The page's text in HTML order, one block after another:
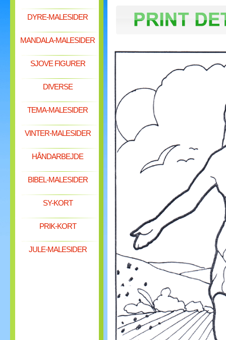
DYRE-MALESIDER
MANDALA-MALESIDER
SJOVE FIGURER
DIVERSE
TEMA-MALESIDER
VINTER-MALESIDER
HÅNDARBEJDE
BIBEL-MALESIDER
SY-KORT
PRIK-KORT
JULE-MALESIDER